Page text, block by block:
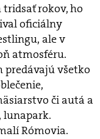
tridsať rokov, ho
oficiálny
ale v
atmosféru.
predávajú všetko
či autá a
lunapark.
Rómovia.